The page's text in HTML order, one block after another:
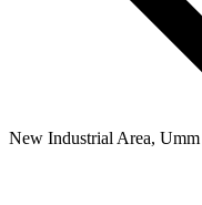
New Industrial Area,